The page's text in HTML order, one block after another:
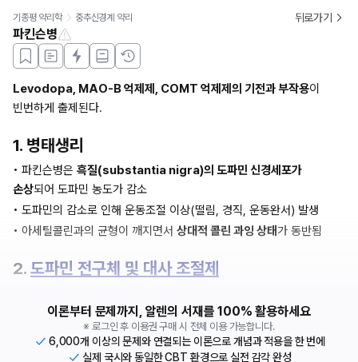
기종평 약리학 중추신경계 약리 뒤로가기
파킨슨병
Levodopa, MAO-B 억제제, COMT 억제제의 기전과 부작용이
빈번하게 출제된다.
1. 병태생리
• 파킨슨병은 흑질(substantia nigra)의 도파민 신경세포가
손상되어 도파민 농도가 감소
• 도파민의 감소로 인해 운동조절 이상(떨림, 경직, 운동완서) 발생
• 아세틸콜린과의 균형이 깨지면서 상대적 콜린 과잉 상태가 동반됨
2. 도파민 전구체 및 대사 조절제
이론부터 문제까지, 알렌의 서재를 100% 활용하세요
※ 로그인 후 이용권 구매 시 전체 이용 가능합니다.
6,000개 이상의 문제와 연결되는 이론으로 개념과 적용을 한 번에
실제 국시와 동일한 CBT 환경으로 실전 감각 완성